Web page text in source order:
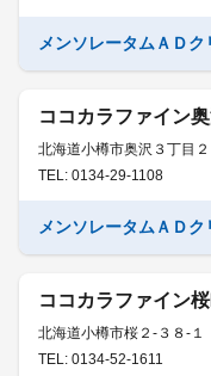
メンソレータムＡＤ
ココカラファイン
北海道小樽市奥沢３丁目
TEL: 0134-29-1108
メンソレータムＡＤ
ココカラファイン
北海道小樽市桜２-３８-１
TEL: 0134-52-1611